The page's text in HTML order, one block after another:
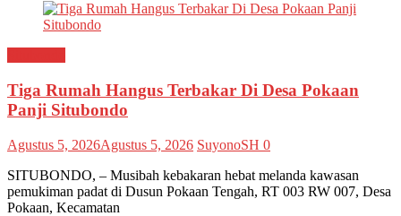
Tiga Rumah Hangus Terbakar Di Desa Pokaan
Panji Situbondo
Agustus 5, 2026Agustus 5, 2026 SuyonoSH 0
SITUBONDO, – Musibah kebakaran hebat melanda kawasan
pemukiman padat di Dusun Pokaan Tengah, RT 003 RW 007, Desa
Pokaan, Kecamatan